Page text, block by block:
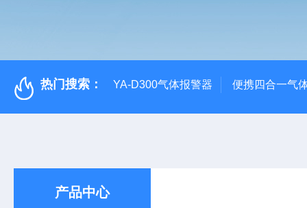
热门搜索： YA-D300气体报警器 便携四合一气
产品中心